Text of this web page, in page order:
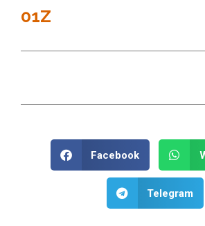
01Z
Facebook
Telegram